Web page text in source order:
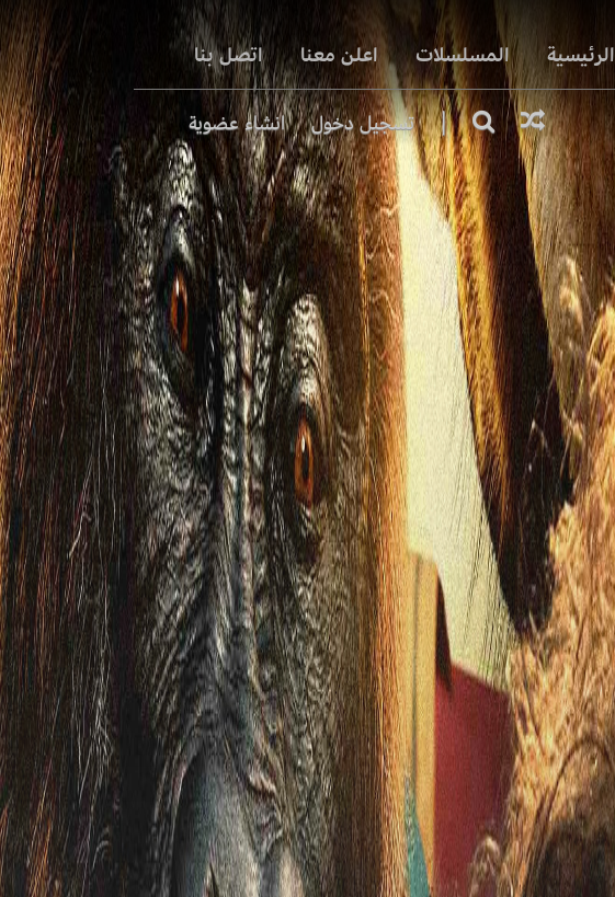
الرئيسية المسلسلات اعلن معنا اتصل بنا
| تسجيل دخول انشاء عضوية